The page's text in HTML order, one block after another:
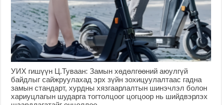
УИХ гишүүн Ц.Туваан: Замын хөдөлгөөний аюулгүй
байдлыг сайжруулахад эрх зүйн зохицуулалтаас гадна
замын стандарт, хурдны хязгаарлалтын шинэчлэл болон
хариуцлагын шударга тогтолцоог цогцоор нь шийдвэрлэх